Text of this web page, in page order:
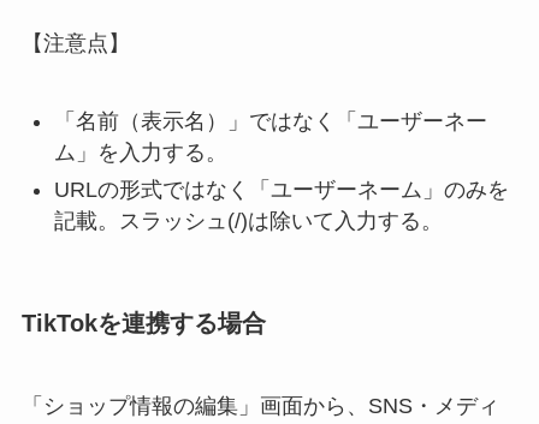
【注意点】
「名前（表示名）」ではなく「ユーザーネー
ム」を入力する。
URLの形式ではなく「ユーザーネーム」のみを
記載。スラッシュ(/)は除いて入力する。
TikTokを連携する場合
「ショップ情報の編集」画面から、SNS・メディ